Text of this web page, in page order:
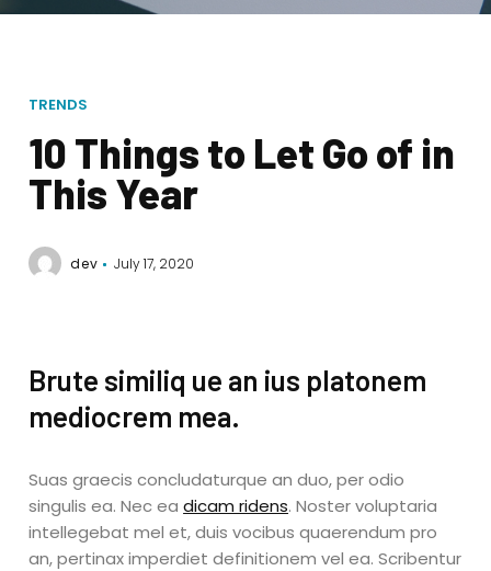
TRENDS
10 Things to Let Go of in
This Year
dev July 17, 2020
Brute similiq ue an ius platonem
mediocrem mea.
Suas graecis concludaturque an duo, per odio
singulis ea. Nec eadicam ridens. Noster voluptaria
intellegebat mel et, duis vocibus quaerendum pro
an, pertinax imperdiet definitionem vel ea. Scribentur